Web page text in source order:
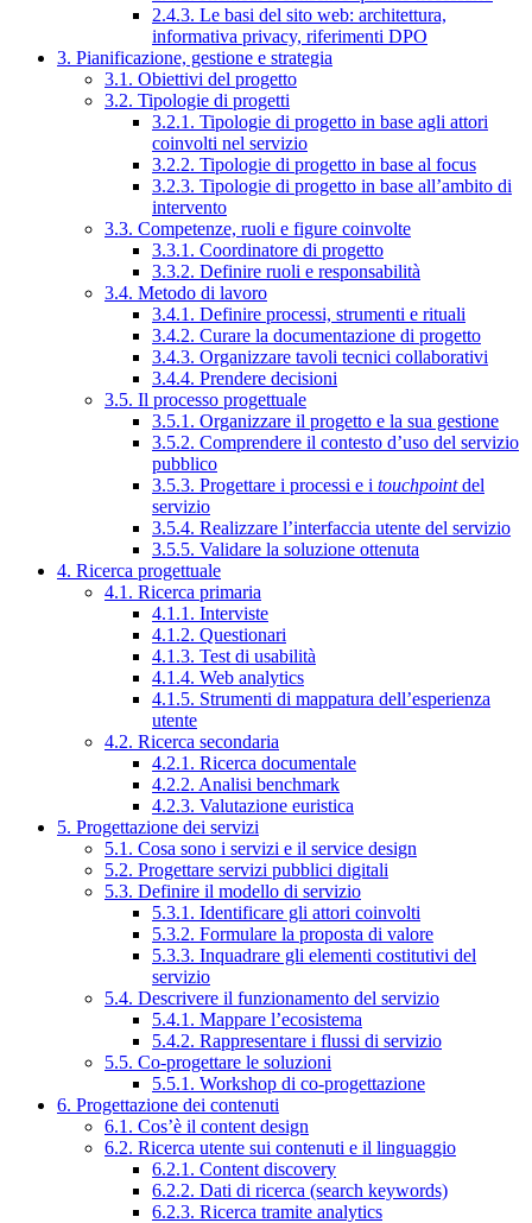
2.4.3. Le basi del sito web: architettura,
informativa privacy, riferimenti DPO
3. Pianificazione, gestione e strategia
3.1. Obiettivi del progetto
3.2. Tipologie di progetti
3.2.1. Tipologie di progetto in base agli attori
coinvolti nel servizio
3.2.2. Tipologie di progetto in base al focus
3.2.3. Tipologie di progetto in base all’ambito di
intervento
3.3. Competenze, ruoli e figure coinvolte
3.3.1. Coordinatore di progetto
3.3.2. Definire ruoli e responsabilità
3.4. Metodo di lavoro
3.4.1. Definire processi, strumenti e rituali
3.4.2. Curare la documentazione di progetto
3.4.3. Organizzare tavoli tecnici collaborativi
3.4.4. Prendere decisioni
3.5. Il processo progettuale
3.5.1. Organizzare il progetto e la sua gestione
3.5.2. Comprendere il contesto d’uso del servizio
pubblico
3.5.3. Progettare i processi e i touchpointdel
servizio
3.5.4. Realizzare l’interfaccia utente del servizio
3.5.5. Validare la soluzione ottenuta
4. Ricerca progettuale
4.1. Ricerca primaria
4.1.1. Interviste
4.1.2. Questionari
4.1.3. Test di usabilità
4.1.4. Web analytics
4.1.5. Strumenti di mappatura dell’esperienza
utente
4.2. Ricerca secondaria
4.2.1. Ricerca documentale
4.2.2. Analisi benchmark
4.2.3. Valutazione euristica
5. Progettazione dei servizi
5.1. Cosa sono i servizi e il service design
5.2. Progettare servizi pubblici digitali
5.3. Definire il modello di servizio
5.3.1. Identificare gli attori coinvolti
5.3.2. Formulare la proposta di valore
5.3.3. Inquadrare gli elementi costitutivi del
servizio
5.4. Descrivere il funzionamento del servizio
5.4.1. Mappare l’ecosistema
5.4.2. Rappresentare i flussi di servizio
5.5. Co-progettare le soluzioni
5.5.1. Workshop di co-progettazione
6. Progettazione dei contenuti
6.1. Cos’è il content design
6.2. Ricerca utente sui contenuti e il linguaggio
6.2.1. Content discovery
6.2.2. Dati di ricerca (search keywords)
6.2.3. Ricerca tramite analytics